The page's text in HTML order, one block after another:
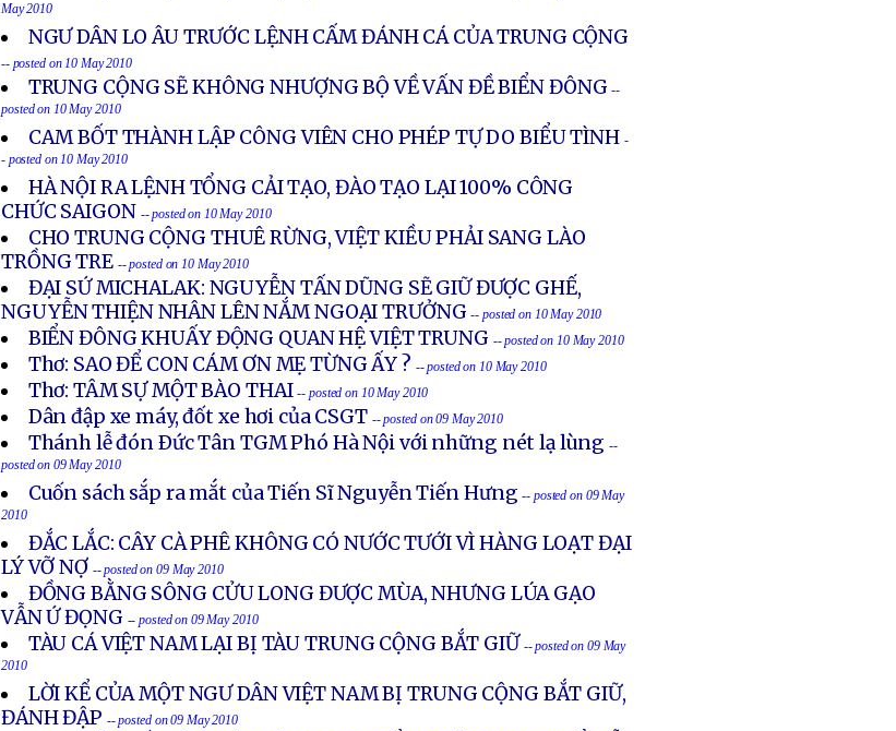
May 2010
NGƯ DÂN LO ÂU TRƯỚC LỆNH CẤM ĐÁNH CÁ CỦA TRUNG CỘNG
-- posted on 10 May 2010
TRUNG CỘNG SẼ KHÔNG NHƯỢNG BỘ VỀ VẤN ĐỀ BIỂN ĐÔNG --
posted on 10 May 2010
CAM BỐT THÀNH LẬP CÔNG VIÊN CHO PHÉP TỰ DO BIỂU TÌNH -
- posted on 10 May 2010
HÀ NỘI RA LỆNH TỔNG CẢI TẠO, ĐÀO TẠO LẠI 100% CÔNG
CHỨC SAIGON -- posted on 10 May 2010
CHO TRUNG CỘNG THUÊ RỪNG, VIỆT KIỀU PHẢI SANG LÀO
TRỒNG TRE -- posted on 10 May 2010
ĐẠI SỨ MICHALAK: NGUYỄN TẤN DŨNG SẼ GIỮ ĐƯỢC GHẾ,
NGUYỄN THIỆN NHÂN LÊN NẮM NGOẠI TRƯỞNG -- posted on 10 May 2010
BIỂN ĐÔNG KHUẤY ĐỘNG QUAN HỆ VIỆT TRUNG -- posted on 10 May 2010
Thơ: SAO ĐỂ CON CÁM ƠN MẸ TỪNG ẤY ? -- posted on 10 May 2010
Thơ: TÂM SỰ MỘT BÀO THAI -- posted on 10 May 2010
Dân đập xe máy, đốt xe hơi của CSGT -- posted on 09 May 2010
Thánh lễ đón Ðức Tân TGM Phó Hà Nội với những nét lạ lùng --
posted on 09 May 2010
Cuốn sách sắp ra mắt của Tiến Sĩ Nguyễn Tiến Hưng-- posted on 09 May
2010
ĐẮC LẮC: CÂY CÀ PHÊ KHÔNG CÓ NƯỚC TƯỚI VÌ HÀNG LOẠT ĐẠI
LÝ VỠ NỢ -- posted on 09 May 2010
ĐỒNG BẰNG SÔNG CỬU LONG ĐƯỢC MÙA, NHƯNG LÚA GẠO
VẪN Ứ ĐỌNG -- posted on 09 May 2010
TÀU CÁ VIỆT NAM LẠI BỊ TÀU TRUNG CỘNG BẮT GIỮ -- posted on 09 May
2010
LỜI KỂ CỦA MỘT NGƯ DÂN VIỆT NAM BỊ TRUNG CỘNG BẮT GIỮ,
ĐÁNH ĐẬP -- posted on 09 May 2010